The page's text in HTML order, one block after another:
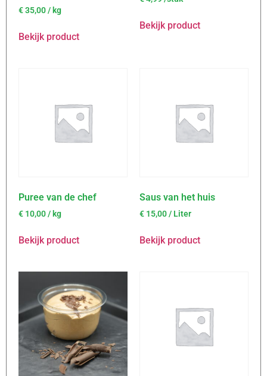
€35,00/ kg
Bekijk product
Bekijk product
Puree van de chef
€ 10,00/ kg
Bekijk product
Saus van het huis
€ 15,00/ Liter
Bekijk product